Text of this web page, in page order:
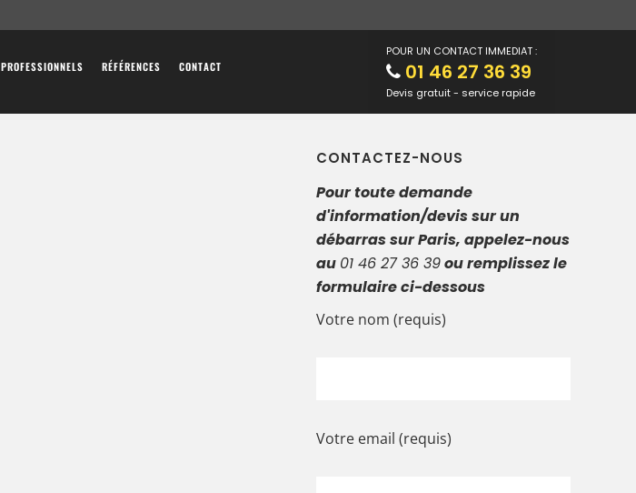
POUR UN CONTACT IMMEDIAT :
01 46 27 36 39
Devis gratuit - service rapide
PROFESSIONNELS RÉFÉRENCES CONTACT
CONTACTEZ-NOUS
Pour toute demande
d'information/devis sur un
débarras sur Paris, appelez-nous
au 01 46 27 36 39ou remplissez le
formulaire ci-dessous
Votre nom (requis)
Votre email (requis)